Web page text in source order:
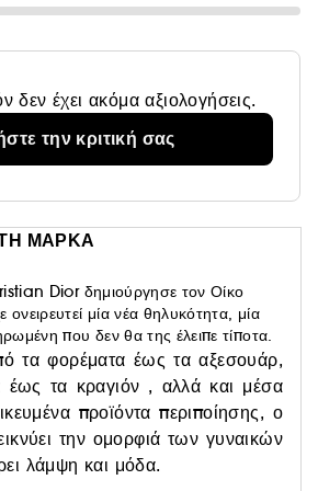
33 γυναίκες μετά από εφαρμογή
από 40 άτομα μετά από εφαρμογή
δεν έχει ακόμα αξιολογήσεις.
την κριτική σας
ΜΑΡΚΑ
Dior δημιούργησε τον Οίκο
μία νέα θηλυκότητα, μία
που δεν θα της έλειπε τίποτα.
τα φορέματα έως τα αξεσουάρ,
τα κραγιόν , αλλά και μέσα
προϊόντα περιποίησης, ο
την ομορφιά των γυναικών
λάμψη και μόδα.